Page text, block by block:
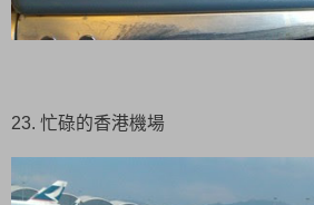
23. 忙碌的香港機場